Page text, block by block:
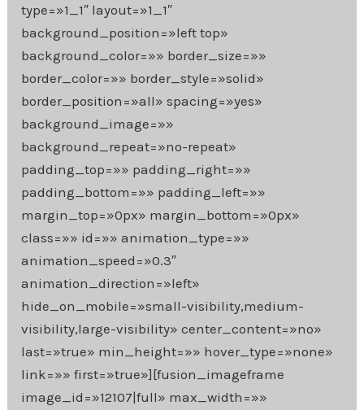
type=»1_1″ layout=»1_1″
background_position=»left top»
background_color=»» border_size=»»
border_color=»» border_style=»solid»
border_position=»all» spacing=»yes»
background_image=»»
background_repeat=»no-repeat»
padding_top=»» padding_right=»»
padding_bottom=»» padding_left=»»
margin_top=»0px» margin_bottom=»0px»
class=»» id=»» animation_type=»»
animation_speed=»0.3″
animation_direction=»left»
hide_on_mobile=»small-visibility,medium-
visibility,large-visibility» center_content=»no»
last=»true» min_height=»» hover_type=»none»
link=»» first=»true»][fusion_imageframe
image_id=»12107|full» max_width=»»